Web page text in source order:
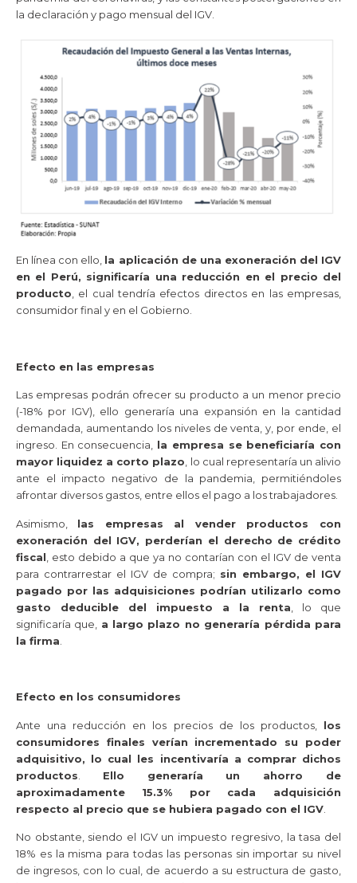
la declaración y pago mensual del IGV.
En línea con ello, la aplicación de una exoneración del IGV
en el Perú, significaría una reducción en el precio del
producto , el cual tendría efectos directos en las empresas,
consumidor final y en el Gobierno.
Efecto en las empresas
Las empresas podrán ofrecer su producto a un menor precio
(-18% por IGV), ello generaría una expansión en la cantidad
demandada, aumentando los niveles de venta, y, por ende, el
ingreso. En consecuencia, la empresa se beneficiaría con
mayor liquidez a corto plazo, lo cual representaría un alivio
ante el impacto negativo de la pandemia, permitiéndoles
afrontar diversos gastos, entre ellos el pago a los trabajadores.
Asimismo, las empresas al vender productos con
exoneración del IGV, perderían el derecho de crédito
fiscal , esto debido a que ya no contarían con el IGV de venta
para contrarrestar el IGV de compra; sin embargo, el IGV
pagado por las adquisiciones podrían utilizarlo como
gasto deducible del impuesto a la renta , lo que
significaría que, a largo plazo no generaría pérdida para
la firma
Efecto en los consumidores
Ante una reducción en los precios de los productos, los
consumidores finales verían incrementado su poder
adquisitivo, lo cual les incentivaría a comprar dichos
productos
Ello generaría un ahorro de
aproximadamente 15.3% por cada adquisición
respecto al precio que se hubiera pagado con el IGV
No obstante, siendo el IGV un impuesto regresivo, la tasa del
18% es la misma para todas las personas sin importar su nivel
de ingresos, con lo cual, de acuerdo a su estructura de gasto,